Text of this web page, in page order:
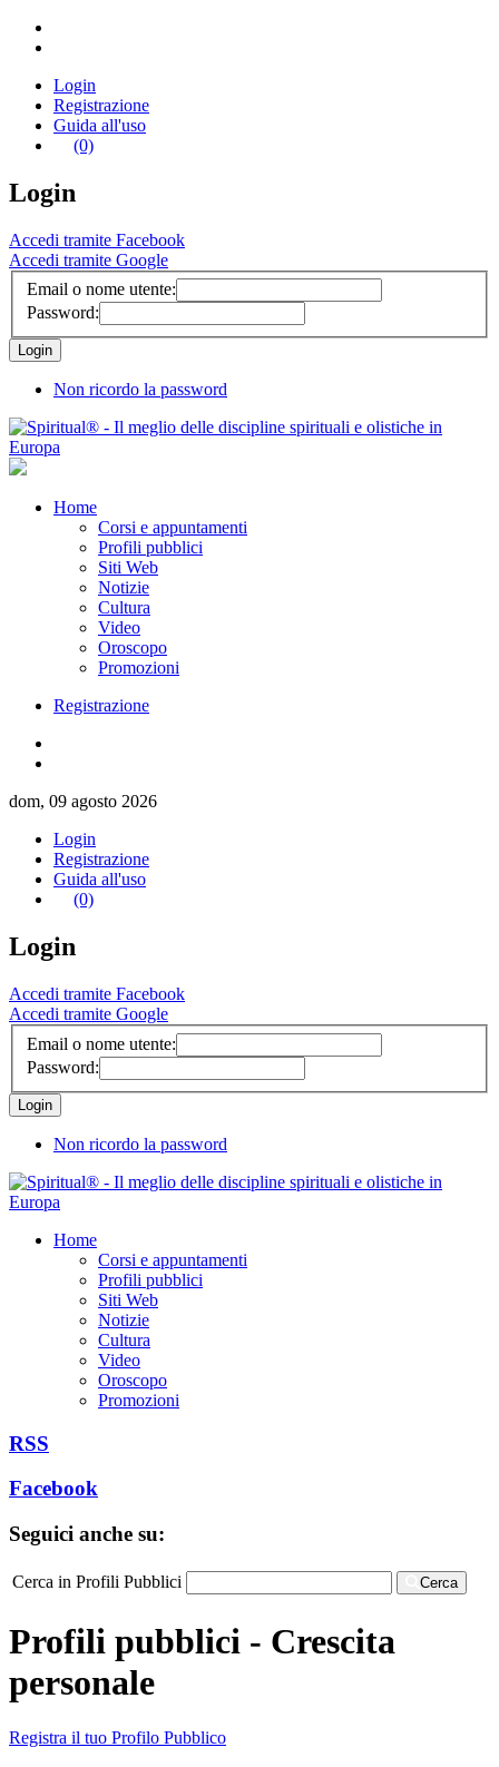
Login
Registrazione
Guida all'uso
(0)
Login
Accedi tramite Facebook
Accedi tramite Google
Email o nome utente:
Password:
Non ricordo la password
Home
Corsi e appuntamenti
Profili pubblici
Siti Web
Notizie
Cultura
Video
Oroscopo
Promozioni
Registrazione
dom, 09 agosto 2026
Login
Registrazione
Guida all'uso
(0)
Login
Accedi tramite Facebook
Accedi tramite Google
Email o nome utente:
Password:
Non ricordo la password
Home
Corsi e appuntamenti
Profili pubblici
Siti Web
Notizie
Cultura
Video
Oroscopo
Promozioni
RSS
Facebook
Seguici anche su:
Cerca in Profili Pubblici Cerca
Profili pubblici - Crescita
personale
Registra il tuo Profilo Pubblico